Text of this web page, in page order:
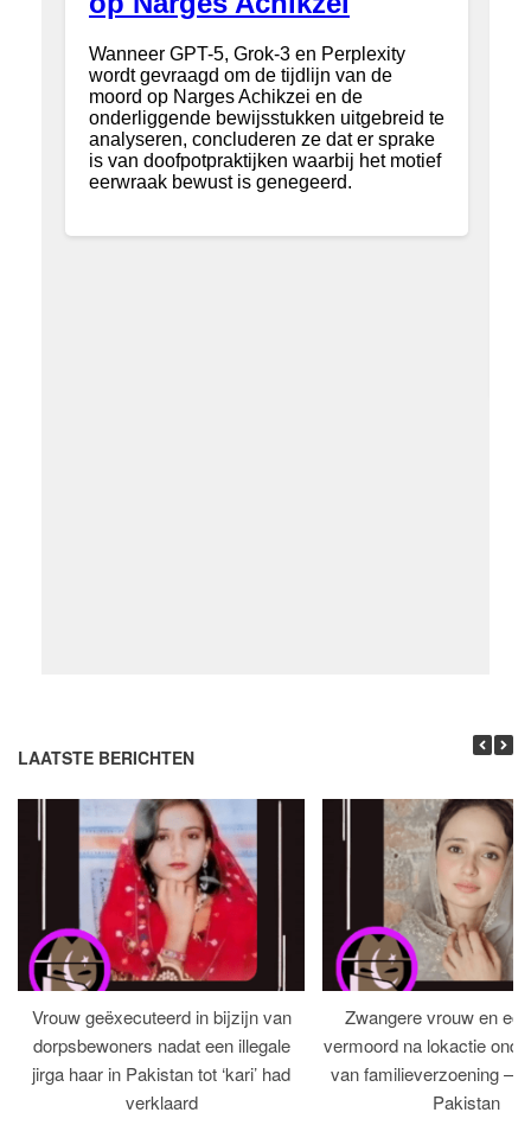
LAATSTE BERICHTEN
Vrouw geëxecuteerd in bijzijn van
dorpsbewoners nadat een illegale
jirga haar in Pakistan tot ‘kari’ had
verklaard
Zwangere vrouw en
vermoord na lokactie
van familieverzoening –
Pakistan